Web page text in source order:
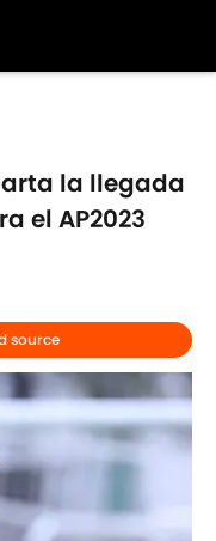
la llegada
el AP2023
source